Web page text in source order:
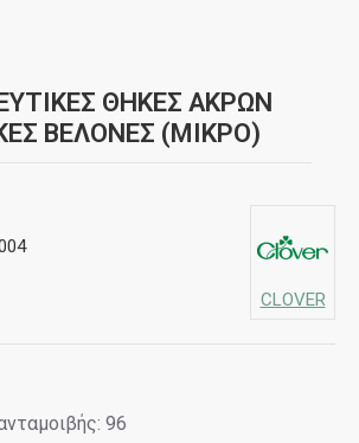
ΘΗΚΕΣ ΑΚΡΩΝ
ΒΕΛΟΝΕΣ (ΜΙΚΡΟ)
96
CLOVER